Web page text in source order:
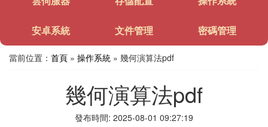
安卓系統 文件管理 密碼管理
當前位置： 首頁 » 操作系統 » 幾何演算法pdf
幾何演算法pdf
發布時間: 2025-08-01 09:27:19